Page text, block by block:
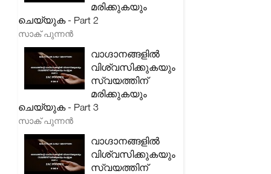
മരിക്കുകയും
ചെയ്യുക - Part 2
സാക് പുന്നൻ
വാഗ്ദാനങ്ങളിൽ
വിശ്വസിക്കുകയും
സ്വയത്തിന്
മരിക്കുകയും
ചെയ്യുക - Part 3
സാക് പുന്നൻ
വാഗ്ദാനങ്ങളിൽ
വിശ്വസിക്കുകയും
സ്വയത്തിന്